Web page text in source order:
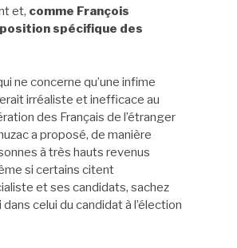
et, comme François
spécifique des
ne concerne qu’une infime
irréaliste et inefficace au
des Français de l’étranger
a proposé, de manière
à très hauts revenus
si certains citent
et ses candidats, sachez
celui du candidat à l’élection